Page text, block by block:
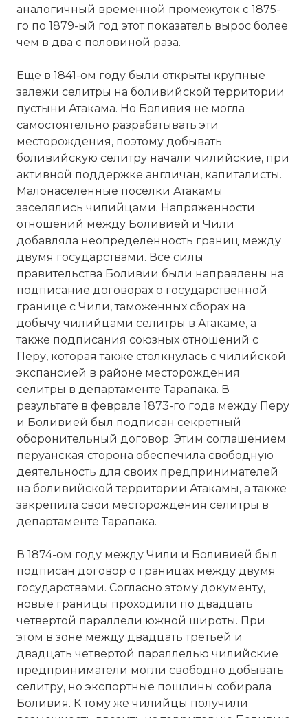
аналогичный временной промежуток с 1875-
го по 1879-ый год этот показатель вырос более
чем в два с половиной раза.
Еще в 1841-ом году были открыты крупные
залежи селитры на боливийской территории
пустыни Атакама. Но Боливия не могла
самостоятельно разрабатывать эти
месторождения, поэтому добывать
боливийскую селитру начали чилийские, при
активной поддержке англичан, капиталисты.
Малонаселенные поселки Атакамы
заселялись чилийцами. Напряженности
отношений между Боливией и Чили
добавляла неопределенность границ между
двумя государствами. Все силы
правительства Боливии были направлены на
подписание договорах о государственной
границе с Чили, таможенных сборах на
добычу чилийцами селитры в Атакаме, а
также подписания союзных отношений с
Перу, которая также столкнулась с чилийской
экспансией в районе месторождения
селитры в департаменте Тарапака. В
результате в феврале 1873-го года между Перу
и Боливией был подписан секретный
оборонительный договор. Этим соглашением
перуанская сторона обеспечила свободную
деятельность для своих предпринимателей
на боливийской территории Атакамы, а также
закрепила свои месторождения селитры в
департаменте Тарапака.
В 1874-ом году между Чили и Боливией был
подписан договор о границах между двумя
государствами. Согласно этому документу,
новые границы проходили по двадцать
четвертой параллели южной широты. При
этом в зоне между двадцать третьей и
двадцать четвертой параллелью чилийские
предприниматели могли свободно добывать
селитру, но экспортные пошлины собирала
Боливия. К тому же чилийцы получили